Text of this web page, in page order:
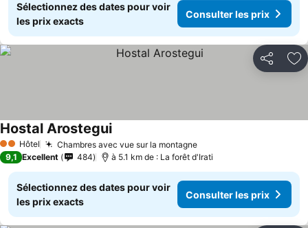
Sélectionnez des dates pour voir
les prix exacts
Consulter les prix
Partager
2 Étoiles
Hôtel Chambres avec vue sur la montagne
Hostal Arostegui
9,1 Excellent 484 à 5.1 km de : La forêt d'Irati
Sélectionnez des dates pour voir
les prix exacts
Consulter les prix